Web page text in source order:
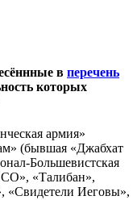
в перечень
которых
армия»
(бывшая «Джабхат
Большевистская
«Талибан»,
«Свидетели Иеговы»,